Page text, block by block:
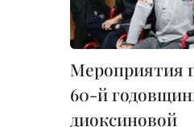
Мероприятия
60-й
диоксиновой